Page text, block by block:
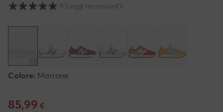
Valutazione clienti su scala da 1 a 5
5⋅Leggi recensioni(1)
Colore: Marrone
Prezzo attuale 85,99 €
85,99 €